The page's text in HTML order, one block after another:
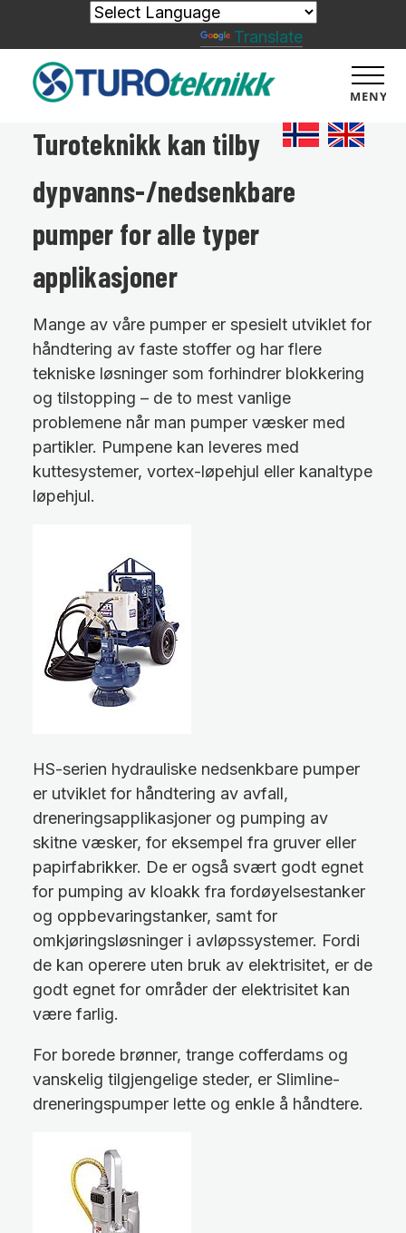
MENY
Turoteknikk kan tilby
dypvanns-/nedsenkbare
pumper for alle typer
applikasjoner
Mange av våre pumper er spesielt utviklet for
håndtering av faste stoffer og har flere
tekniske løsninger som forhindrer blokkering
og tilstopping – de to mest vanlige
problemene når man pumper væsker med
partikler. Pumpene kan leveres med
kuttesystemer, vortex-løpehjul eller kanaltype
løpehjul.
HS-serien hydrauliske nedsenkbare pumper
er utviklet for håndtering av avfall,
dreneringsapplikasjoner og pumping av
skitne væsker, for eksempel fra gruver eller
papirfabrikker. De er også svært godt egnet
for pumping av kloakk fra fordøyelsestanker
og oppbevaringstanker, samt for
omkjøringsløsninger i avløpssystemer. Fordi
de kan operere uten bruk av elektrisitet, er de
godt egnet for områder der elektrisitet kan
være farlig.
For borede brønner, trange cofferdams og
vanskelig tilgjengelige steder, er Slimline-
dreneringspumper lette og enkle å håndtere.
Translate